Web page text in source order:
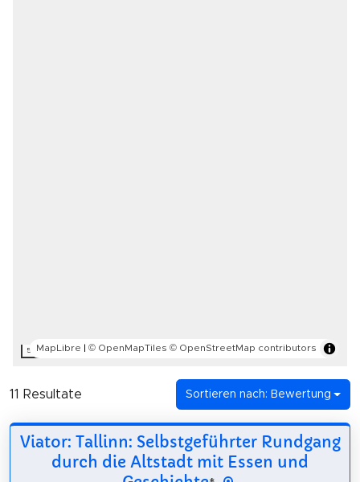
5 kmMapLibre | © OpenMapTiles © OpenStreetMap contributors
11 Resultate Sortieren nach: Bewertung
Viator: Tallinn: Selbstgeführter Rundgang
durch die Altstadt mit Essen und